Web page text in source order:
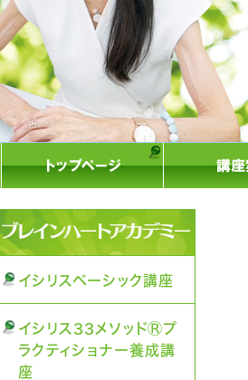
イシリスベーシック講座
イシリス33メソッドⓇプ
ラクティショナー養成講
座